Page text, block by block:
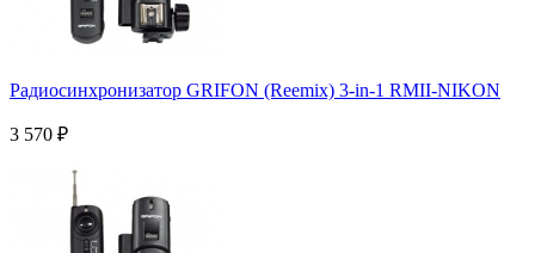
Радиосинхронизатор GRIFON (Reemix) 3-in-1 RMII-NIKON
3 570 ₽